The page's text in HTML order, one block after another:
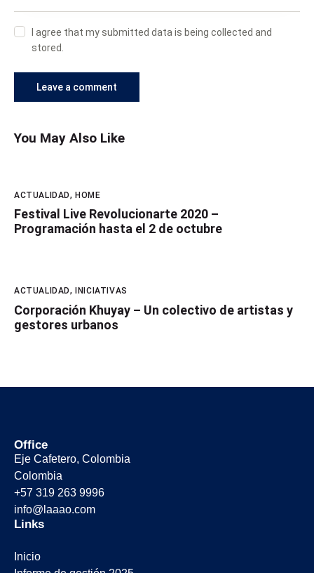
I agree that my submitted data is being collected and
stored.
You May Also Like
ACTUALIDAD,HOME
Festival Live Revolucionarte 2020 –
Programación hasta el 2 de octubre
ACTUALIDAD, INICIATIVAS
Corporación Khuyay – Un colectivo de artistas y
gestores urbanos
Office
Eje Cafetero, Colombia
Colombia
+57 319 263 9996
info@laaao.com
Links
Inicio